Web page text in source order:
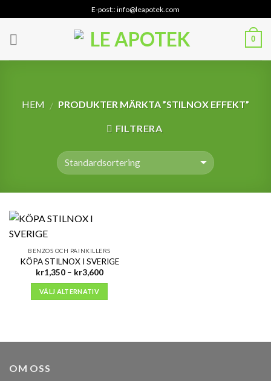
to
content
E-post:: info@leapotek.com
0
HEM / PRODUKTER MÄRKTA ”STILNOX EFFEKT”
FILTRERA
BENZOS OCH PAINKILLERS
KÖPA STILNOX I SVERIGE
kr1,350 – kr3,600Prisintervall:
VÄLJ ALTERNATIV
OM OSS